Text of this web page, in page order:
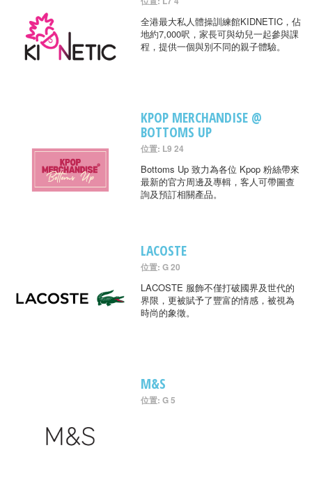
全港最大私人體操訓練館KIDNETIC，佔
地約7,000呎，家長可與幼兒一起參與課
程，提供一個與別不同的親子體驗。
KPOP MERCHANDISE @
BOTTOMS UP
位置: L9 24
Bottoms Up 致力為各位 Kpop 粉絲帶來
最新的官方周邊及專輯，客人可帶圖查
詢及預訂相關產品。
LACOSTE
位置: G 20
LACOSTE 服飾不僅打破國界及世代的
界限，更被賦予了豐富的情感，被視為
時尚的象徵。
M&S
位置: G 5